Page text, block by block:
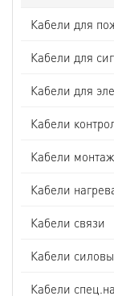
Кабели для
Кабели для
Кабели для
Кабели
Кабели
Кабели
Кабели связи
Кабели
Кабели